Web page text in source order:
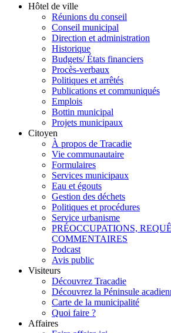
Hôtel de ville
Réunions du conseil
Conseil municipal
Direction et administration
Historique
Budgets/ États financiers
Procès-verbaux
Politiques et arrêtés
Publications et communiqués
Emplois
Bottin municipal
Projets municipaux
Citoyen
À propos de Tracadie
Vie communautaire
Formulaires
Services municipaux
Eau et égouts
Gestion des déchets
Politiques et procédures
Service urbanisme
PRÉOCCUPATIONS,
COMMENTAIRES
Podcast
Avis public
Visiteurs
Découvrez Tracadie
Découvrez la Péninsule
Carte de la municipalité
Quoi faire ?
Affaires